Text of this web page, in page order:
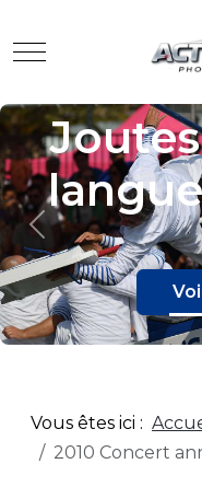
Mobile Menu
Previous
Vous êtes ici :
2010 Concert